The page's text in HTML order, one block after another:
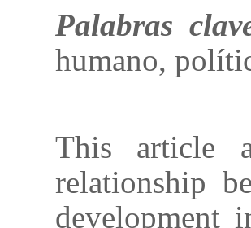
Palabras
humano,
This article
relationship
development